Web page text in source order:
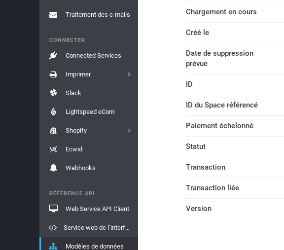
Traitement des e-mails
CONNECTER
Connected Services
Imprimer
Slack
Lightspeed eCom
Shopify
Ecwid
Webhooks
RÉFÉRENCE API
Web Service API Client
Service web de l’interface API
Modèles de données
Chargement en cours
Créé le
Date de suppression
prévue
ID
ID du Space référencé
Paiement échelonné
Statut
Transaction
Transaction liée
Version